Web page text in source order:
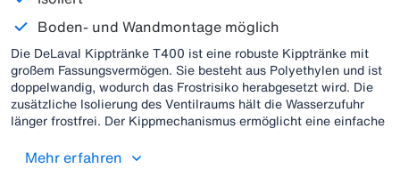
Boden- und Wandmontage möglich
Die DeLaval Kipptränke T400 ist eine robuste Kipptränke mit
großem Fassungsvermögen. Sie besteht aus Polyethylen und ist
doppelwandig, wodurch das Frostrisiko herabgesetzt wird. Die
zusätzliche Isolierung des Ventilraums hält die Wasserzufuhr
länger frostfrei. Der Kippmechanismus ermöglicht eine einfache
Mehr erfahren